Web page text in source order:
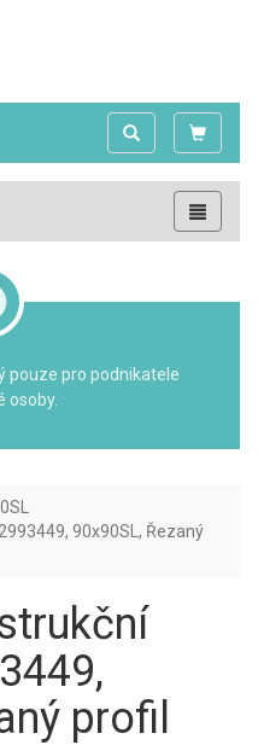
pouze pro podnikatele
osoby.
90x90SL, Řezaný
profil